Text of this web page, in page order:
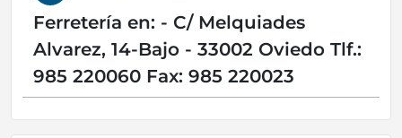
Ferretería en: - C/ Melquiades
Alvarez, 14-Bajo - 33002 Oviedo Tlf.:
985 220060 Fax: 985 220023